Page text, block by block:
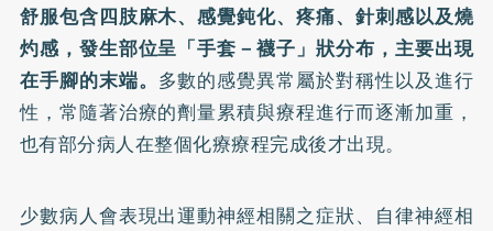
舒服包含四肢麻木、感覺鈍化、疼痛、針刺感以及燒
灼感，發生部位呈「手套－襪子」狀分布，主要出現
在手腳的末端。 多數的感覺異常屬於對稱性以及進行
性，常隨著治療的劑量累積與療程進行而逐漸加重，
也有部分病人在整個化療療程完成後才出現。
少數病人會表現出運動神經相關之症狀、自律神經相